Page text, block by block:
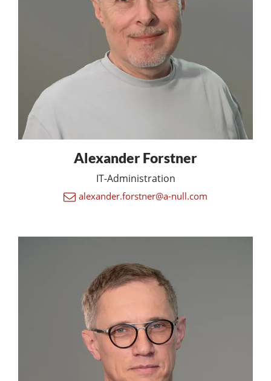
Alexander Forstner
IT-Administration
alexander.forstner@a-null.com